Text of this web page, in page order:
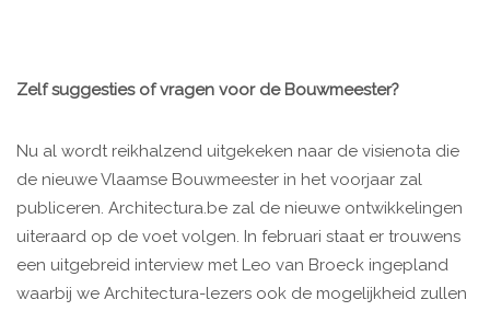
Zelf suggesties of vragen voor de Bouwmeester?
Nu al wordt reikhalzend uitgekeken naar de visienota die
de nieuwe Vlaamse Bouwmeester in het voorjaar zal
publiceren. Architectura.be zal de nieuwe ontwikkelingen
uiteraard op de voet volgen. In februari staat er trouwens
een uitgebreid interview met Leo van Broeck ingepland
waarbij we Architectura-lezers ook de mogelijkheid zullen